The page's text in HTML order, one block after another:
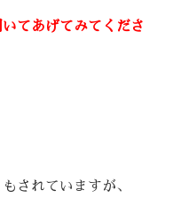
てあげてみてくださ
されていますが、